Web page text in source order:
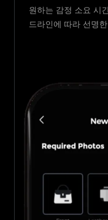
원하는 감정 소요 시
드라인에 따라 선명